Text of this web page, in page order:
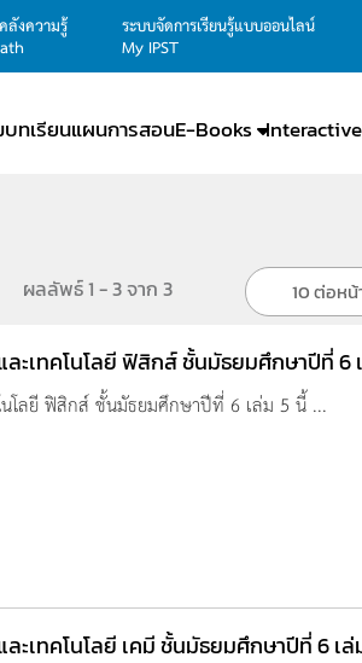
ลังความรู้
ระบบจัดการเรียนรู้แบบออนไลน์
My IPST
บทเรียนแผนการสอนE-Books
ผลลัพธ์ 1 - 3 จาก 3 10 ต่อหน้
ะเทคโนโลยี ฟิสิกส์ ชั้นมัธยมศึกษาปีที่ 6
นโลยี ฟิสิกส์ ชั้นมัธยมศึกษาปีที่ 6 เล่ม 5 นี้ ...
ะเทคโนโลยี เคมี ชั้นมัธยมศึกษาปีที่ 6 เล่